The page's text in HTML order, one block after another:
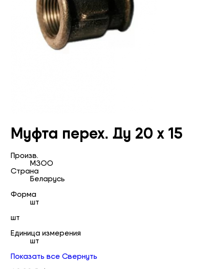
Муфта перех. Ду 20 х 15
Произв.
МЗОО
Страна
Беларусь
Форма
шт
шт
Единица измерения
шт
Показать все Свернуть